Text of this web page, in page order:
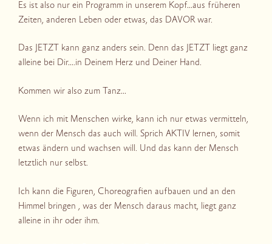
Es ist also nur ein Programm in unserem Kopf…aus früheren
Zeiten, anderen Leben oder etwas, das DAVOR war.
Das JETZT kann ganz anders sein. Denn das JETZT liegt ganz
alleine bei Dir….in Deinem Herz und Deiner Hand.
Kommen wir also zum Tanz…
Wenn ich mit Menschen wirke, kann ich nur etwas vermitteln,
wenn der Mensch das auch will. Sprich AKTIV lernen, somit
etwas ändern und wachsen will. Und das kann der Mensch
letztlich nur selbst.
Ich kann die Figuren, Choreografien aufbauen und an den
Himmel bringen , was der Mensch daraus macht, liegt ganz
alleine in ihr oder ihm.